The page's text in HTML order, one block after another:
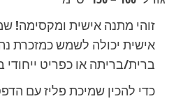
זוהי מתנה אישית ומקסימה!
אישית יכולה לשמש כמזכרת
ברית/בריתה או כפריט ייחודי
כדי להכין שמיכת פליז עם